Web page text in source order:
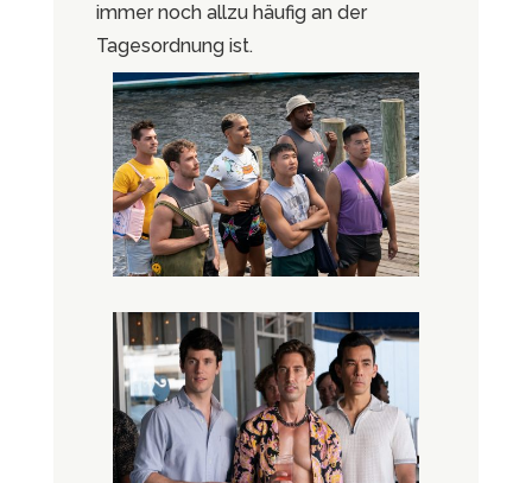
immer noch allzu häufig an der
Tagesordnung ist.